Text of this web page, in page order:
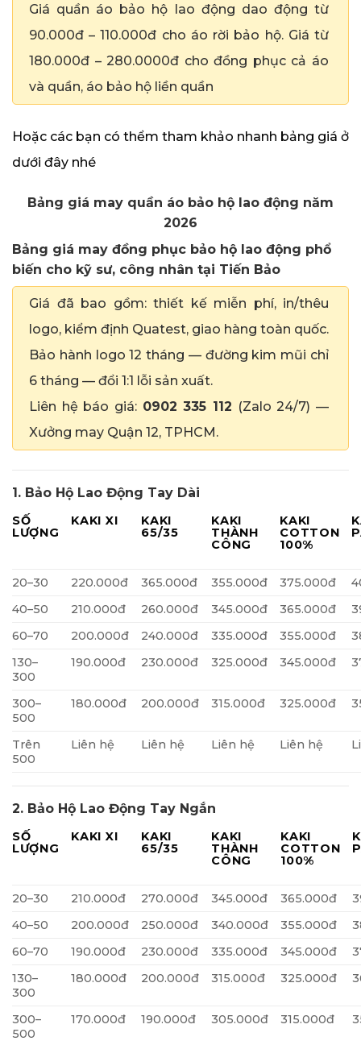
Giá quần áo bảo hộ lao động dao động từ
90.000đ – 110.000đ cho áo rời bảo hộ. Giá từ
180.000đ – 280.0000đ cho đồng phục cả áo
và quần, áo bảo hộ liền quần
Hoặc các bạn có thểm tham khảo nhanh bảng giá ở
dưới đây nhé
Bảng giá may quần áo bảo hộ lao động năm
2026
Bảng giá may đồng phục bảo hộ lao động phổ
biến cho kỹ sư, công nhân tại Tiến Bảo
Giá đã bao gồm: thiết kế miễn phí, in/thêu
logo, kiểm định Quatest, giao hàng toàn quốc.
Bảo hành logo 12 tháng — đường kim mũi chỉ
6 tháng — đổi 1:1 lỗi sản xuất.
Liên hệ báo giá: 0902 335 112 (Zalo 24/7) —
Xưởng may Quận 12, TPHCM.
1. Bảo Hộ Lao Động Tay Dài
SỐ
LƯỢNG
KAKI XI
KAKI
65/35
KAKI
THÀNH
CÔNG
KAKI
COTTON
100%
20–30 220.000đ 365.000đ 355.000đ 375.000đ
40–50
210.000đ 260.000đ 345.000đ 365.000đ
60–70
200.000đ 240.000đ 335.000đ 355.000đ
130–
300
190.000đ 230.000đ 325.000đ 345.000đ
300–
500
180.000đ 200.000đ 315.000đ 325.000đ
Trên
500
Liên hệ Liên hệ Liên hệ Liên hệ
2. Bảo Hộ Lao Động Tay Ngắn
SỐ
LƯỢNG
KAKI XI
KAKI
65/35
KAKI
THÀNH
CÔNG
KAKI
COTTON
100%
20–30 210.000đ 270.000đ 345.000đ 365.000đ
40–50
200.000đ 250.000đ 340.000đ 355.000đ
60–70
190.000đ 230.000đ 335.000đ 345.000đ
130–
300
180.000đ 200.000đ 315.000đ 325.000đ
300–
500
170.000đ 190.000đ 305.000đ 315.000đ